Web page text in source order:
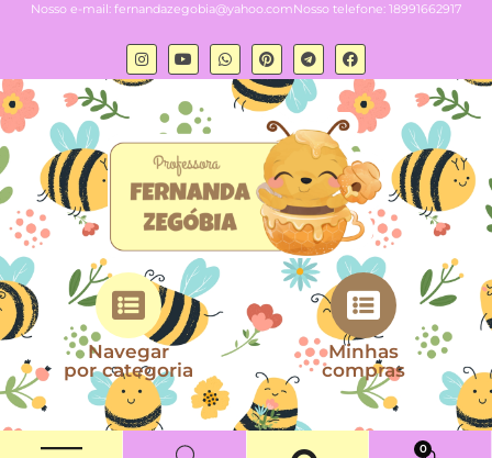
Nosso e-mail: fernandazegobia@yahoo.comNosso telefone: 18991662917
Navegar
por categoria
Minhas
compras
0